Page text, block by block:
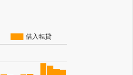
借入転貸